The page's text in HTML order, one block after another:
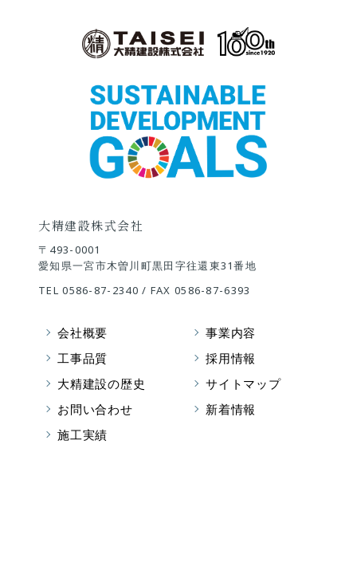
大精建設株式会社
〒493-0001
愛知県一宮市木曽川町黒田字往還東31番地
TEL0586-87-2340 / FAX 0586-87-6393
会社概要
事業内容
工事品質
採用情報
大精建設の歴史
サイトマップ
お問い合わせ
新着情報
施工実績